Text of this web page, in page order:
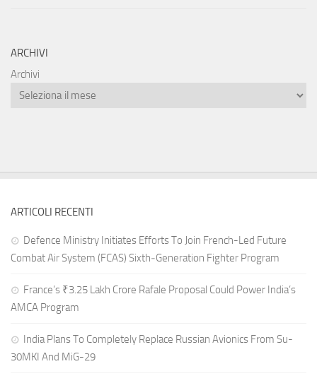
ARCHIVI
Archivi
ARTICOLI RECENTI
Defence Ministry Initiates Efforts To Join French-Led Future
Combat Air System (FCAS) Sixth‑Generation Fighter Program
France’s ₹3.25 Lakh Crore Rafale Proposal Could Power India’s
AMCA Program
India Plans To Completely Replace Russian Avionics From Su-
30MKI And MiG-29